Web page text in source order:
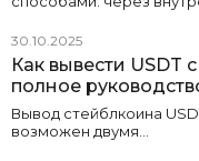
30.10.2025
Как вывести USDT
полное
Вывод стейблкоина
возможен двумя…